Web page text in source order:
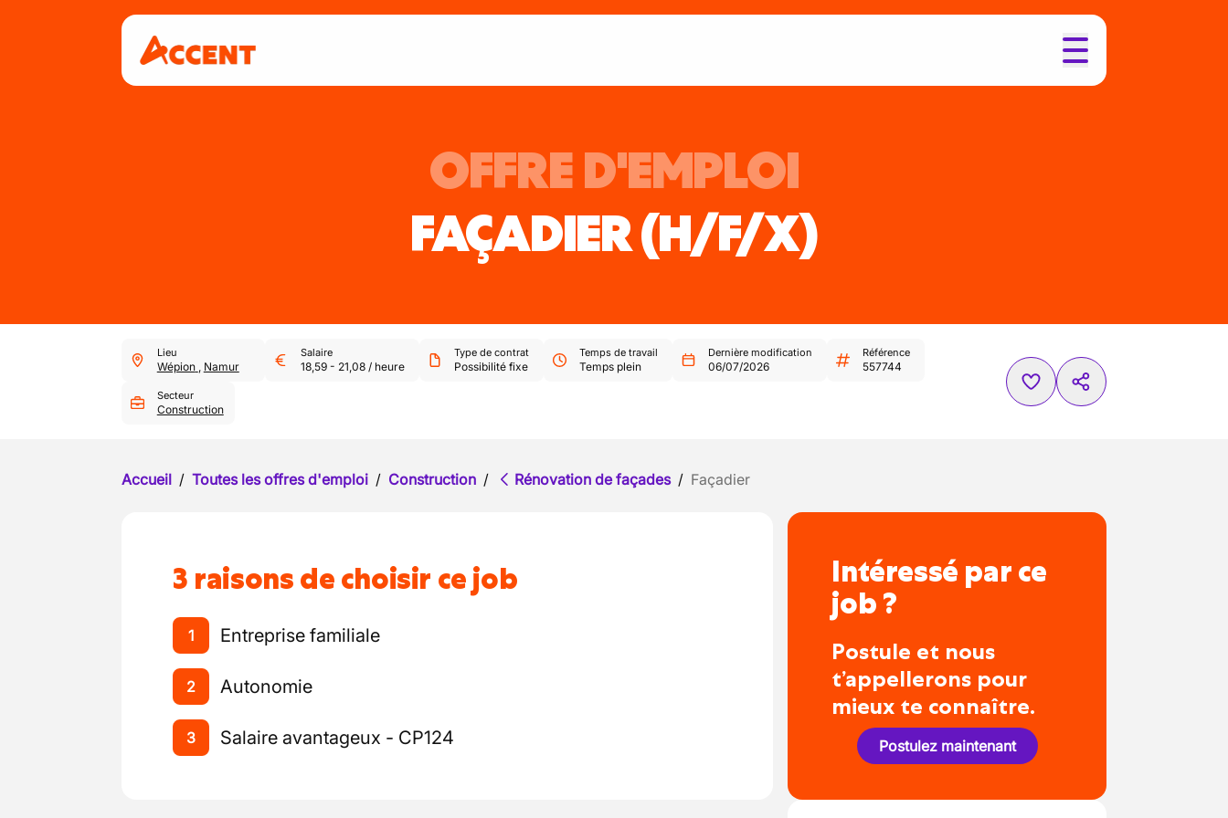
OFFRE D'EMPLOI
FAÇADIER(H/F/X)
Lieu
Wépion , Namur
Salaire
18,59- 21,08/ heure
Type de contrat
Possibilité fixe
Temps de travail
Temps plein
Dernière modification
06/07/2026
Référence
557744
Secteur
Construction
Accueil / Toutes les offres d'emploi / Construction / Rénovation de façades / Façadier
3 raisons de choisir ce job
1 Entreprise familiale
2 Autonomie
3 Salaire avantageux - CP124
Intéressé par ce
job ?
Postule et nous
t’appellerons pour
mieux te connaître.
Postulez maintenant